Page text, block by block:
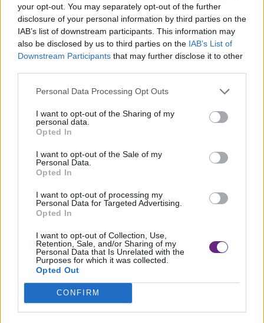
your opt-out. You may separately opt-out of the further
disclosure of your personal information by third parties on the
IAB’s list of downstream participants. This information may
also be disclosed by us to third parties on the IAB’s List of
Downstream Participants that may further disclose it to other
Personal Data Processing Opt Outs
I want to opt-out of the Sharing of my
personal data.
Opted In
I want to opt-out of the Sale of my
Personal Data.
Opted In
I want to opt-out of processing my
Personal Data for Targeted Advertising.
Opted In
I want to opt-out of Collection, Use,
Retention, Sale, and/or Sharing of my
Personal Data that Is Unrelated with the
Purposes for which it was collected.
Opted Out
CONFIRM
del Popolo, via della
incrocio via Pesciatina-Via Berti
(Lunata), incrocio via dell’Isola-via della Madonnina;
parcheggio di San Gennaro; via del
Marginone, incrocio via Pian di Casciana – Via del
via Paolinelli, via S.Donnino (Marlia); via del Casalino, via
della Chiesa (Tassignano); via
Romana vecchia (dalla chiesa a via Domenico Chelini);
parcheggio dell’autostrada; via di